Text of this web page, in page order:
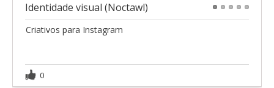
Identidade visual (Noctawl)
Criativos para Instagram
0